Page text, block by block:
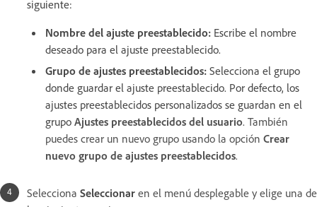
siguiente:
Nombre del ajuste preestablecido: Escribe el nombre
deseado para el ajuste preestablecido.
Grupo de ajustes preestablecidos: Selecciona el grupo
donde guardar el ajuste preestablecido. Por defecto, los
ajustes preestablecidos personalizados se guardan en el
grupo Ajustes preestablecidos del usuario. También
puedes crear un nuevo grupo usando la opción Crear
nuevo grupo de ajustes preestablecidos.
Selecciona Seleccionar en el menú desplegable y elige una de